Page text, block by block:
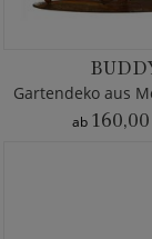
Gartendeko aus
ab